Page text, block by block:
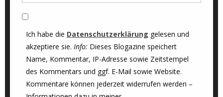
Ich habe die Datenschutzerklärung gelesen und
akzeptiere sie. Info: Dieses Blogazine speichert
Name, Kommentar, IP-Adresse sowie Zeitstempel
des Kommentars und ggf. E-Mail sowie Website.
Kommentare können jederzeit widerrufen werden –